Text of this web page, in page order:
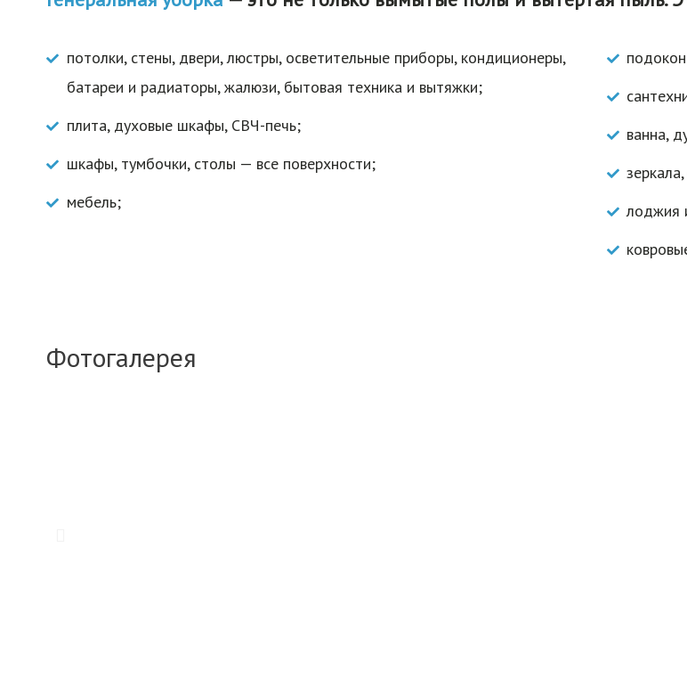
потолки, стены, двери, люстры, осветительные приборы, кондиционеры,
батареи и радиаторы, жалюзи, бытовая техника и вытяжки;
плита, духовые шкафы, СВЧ-печь;
шкафы, тумбочки, столы — все поверхности;
мебель;
ванна,
лоджия
Фотогалерея